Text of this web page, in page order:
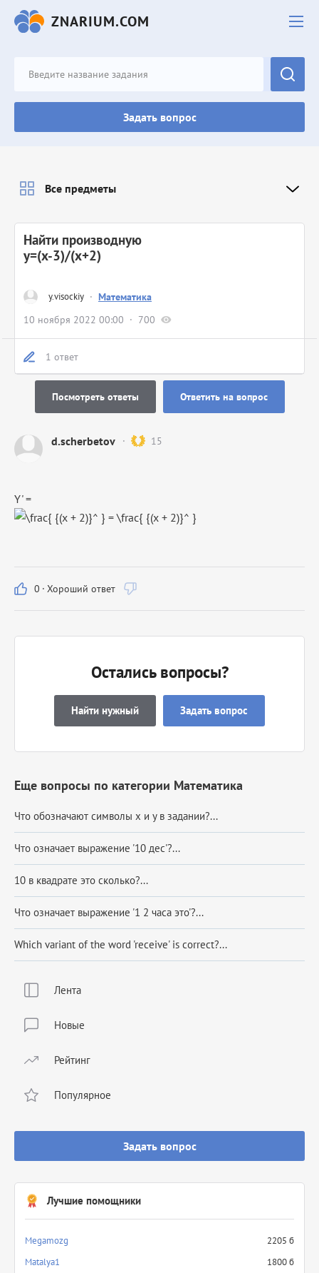
ZNARIUM.COM
Задать вопрос
Лента
Новые
Рейтинг
Популярное
Задать вопрос
Лучшие помощники
Megamozg
2205 б
Matalya1
1800 б
y.visockiy · Математика
10 ноября 2022 00:00
700
Найти производную
y=(x-3)/(x+2)
1 ответ
Посмотреть ответы Ответить на вопрос
d.scherbetov 15
Y' =
0 · Хороший ответ
Остались вопросы?
Найти нужный Задать вопрос
Еще вопросы по категории Математика
Что обозначают символы x и y в задании?...
Что означает выражение '10 дес'?...
10 в квадрате это сколько?...
Что означает выражение '1 2 часа это'?...
Which variant of the word 'receive' is correct?...
Все предметы